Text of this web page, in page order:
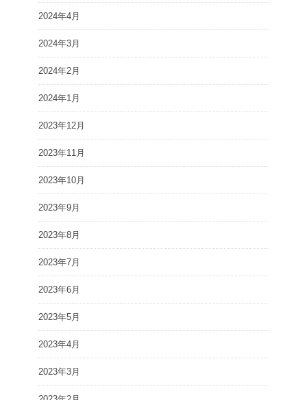
2024年4月
2024年3月
2024年2月
2024年1月
2023年12月
2023年11月
2023年10月
2023年9月
2023年8月
2023年7月
2023年6月
2023年5月
2023年4月
2023年3月